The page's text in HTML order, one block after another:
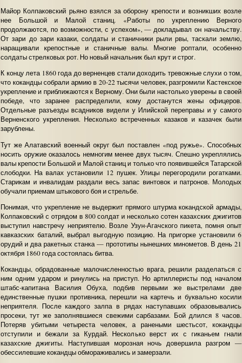
Майор Колпаковский рьяно взялся за оборону крепости и возникших возле
нее Большой и Малой станиц. «Работы по укреплению Верного
продолжаются, по возможности, с успехом», — докладывал он начальству.
От зари до зари казаки, солдаты и станичники рыли рвы, таскали землю,
наращивали крепостные и станичные валы. Многие роптали, особенно
солдаты стрелковых рот. Но новый начальник был крут и строг.
К концу лета 1860 года до верненцев стали доходить тревожные слухи о том,
что кокандцы собрали армию в 20-22 тысячи человек, разгромили Кастекское
укрепление и приближаются к Верному. Они были настолько уверены в своей
победе, что заранее распределили, кому достанутся жены офицеров.
Отдельные разъезды всадников видели у Илийской переправы и у самого
Верненского укрепления. Несколько встреченных казаков и казачек были
зарублены.
Тут же Алатавский военный округ был поставлен «под ружье». Способных
носить оружие оказалось немногим менее двух тысяч. Спешно укреплялись
валы крепости Большой и Малой станиц и только что появившейся Татарской
слободки. На валах установили 12 пушек. Улицы перегородили рогатками.
Старикам и инвалидам раздали весь запас винтовок и патронов. Молодых
обучали приемам штыкового боя и стрельбе.
Понимая, что укрепление не выдержит прямого штурма кокандской армады,
Колпаковский с отрядом в 800 солдат и несколько сотен казахских джигитов
выступил навстречу неприятелю. Возле Узун-Агачского пикета, помня опыт
кавказских баталий, выбрал выгодную позицию. На пригорке установили 6
орудий и два ракетных станка — прототипы нынешних минометов. В день 21
октября 1860 года состоялась битва.
Кокандцы, обрадованные малочисленностью врага, решили разделаться с
ним одним ударом и ринулись на приступ. Но артиллеристы под началом
штабс-капитана Василия Обуха, подбив первыми же выстрелами две
единственные пушки противника, перешли на картечь и буквально косили
неприятеля. После каждого залпа в рядах наступавших образовывались
просеки, тут же заполнявшиеся свежими сарбазами. Бой длился 8 часов.
Потеряв убитыми четыреста человек, а ранеными шестьсот, кокандцы
отступили и бежали за Курдай. Несколько верст их с гиканьем гнали
казахские джигиты. Наступившая морозная ночь довершила разгром —
обессилевшие кокандцы обмораживались и замерзали.